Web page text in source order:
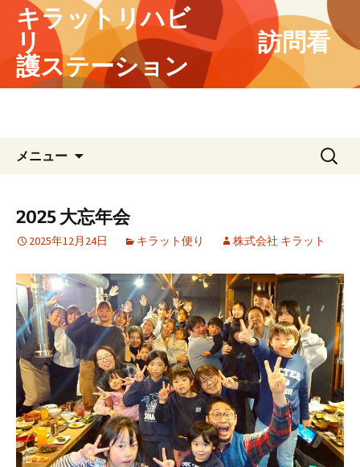
キラットリハビ
リ 訪問看
護ステーション
メニュー
ン
ツ
へ
キ
プ
検
索:
2025 大忘年会
2025年12月24日 キラット便り 株式会社 キラット